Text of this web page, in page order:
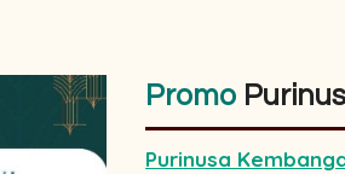
Promo
Purinusa